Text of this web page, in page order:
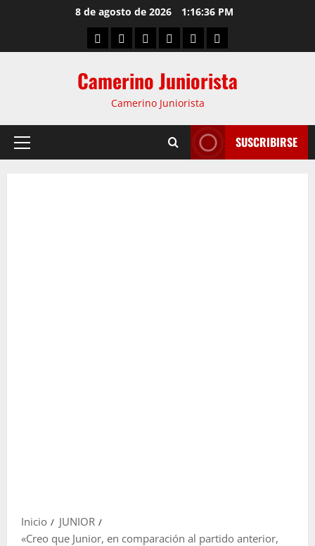
8 de agosto de 2026 1:16:37 PM
Camerino Juniorista
Camerino Juniorista
SUSCRIBIRSE
Inicio
JUNIOR
«Creo que Junior, en comparación al partido anterior,